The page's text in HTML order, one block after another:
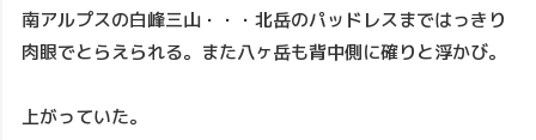
南アルプスの白峰三山・・・北岳のパッドレスまではっきり
肉眼でとらえられる。また八ヶ岳も背中側に確りと浮かび。
上がっていた。